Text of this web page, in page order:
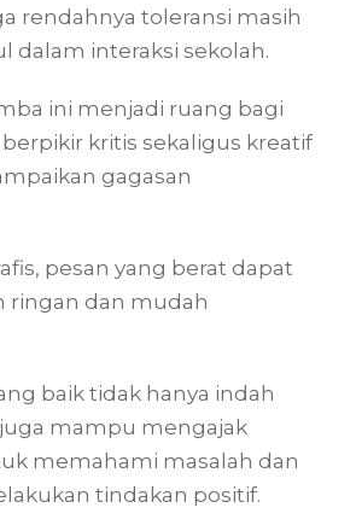
rendahnya toleransi masih
dalam interaksi sekolah.
ini menjadi ruang bagi
kritis sekaligus kreatif
gagasan
pesan yang berat dapat
ringan dan mudah
baik tidak hanya indah
mampu mengajak
memahami masalah dan
tindakan positif.